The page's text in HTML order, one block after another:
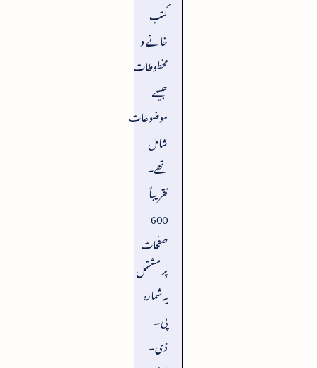
کتب
خانے و
مخطوطات
جیسے
موضوعات
شامل
تھے۔
تقریباً
600
صفحات
پر مشتمل
یہ شمارہ
پی۔
ڈی۔